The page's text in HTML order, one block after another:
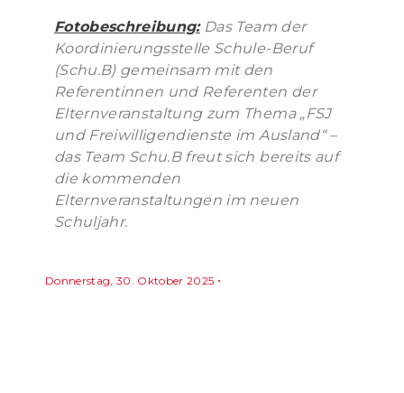
Fotobeschreibung:Das Team der
Koordinierungsstelle Schule-Beruf
(Schu.B) gemeinsam mit den
Referentinnen und Referenten der
Elternveranstaltung zum Thema „FSJ
und Freiwilligendienste im Ausland“ –
das Team Schu.B freut sich bereits auf
die kommenden
Elternveranstaltungen im neuen
Schuljahr.
Donnerstag, 30. Oktober 2025